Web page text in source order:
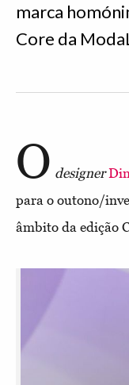
marca
Core da
O designer
para o outono/
âmbito da edição